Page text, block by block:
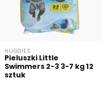
HUGGIES
Pieluszki Little
Swimmers 2-3 3-7 kg 12
sztuk